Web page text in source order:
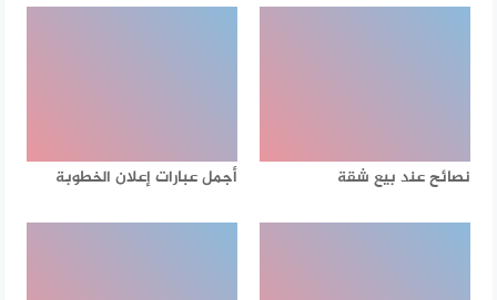
نصائح عند بيع شقة أجمل عبارات إعلان الخطوبة